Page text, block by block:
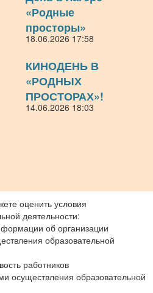
«Родные
просторы»
18.06.2026 17:58
КИНОДЕНЬ В
«РОДНЫХ
ПРОСТОРАХ»!
14.06.2026 18:03
оценить условия
деятельности:
об организации
образовательной
работников
осуществления образовательной